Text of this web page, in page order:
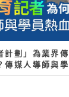
計劃」為業界
傳媒人導師與